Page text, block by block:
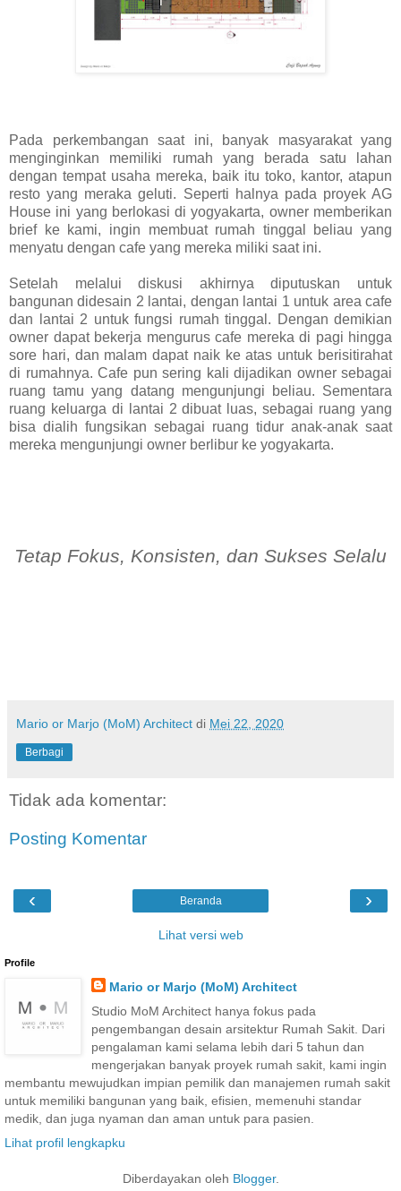
Pada perkembangan saat ini, banyak masyarakat yang
menginginkan memiliki rumah yang berada satu lahan
dengan tempat usaha mereka, baik itu toko, kantor, atapun
resto yang meraka geluti. Seperti halnya pada proyek AG
House ini yang berlokasi di yogyakarta, owner memberikan
brief ke kami, ingin membuat rumah tinggal beliau yang
menyatu dengan cafe yang mereka miliki saat ini.
Setelah melalui diskusi akhirnya diputuskan untuk
bangunan didesain 2 lantai, dengan lantai 1 untuk area cafe
dan lantai 2 untuk fungsi rumah tinggal. Dengan demikian
owner dapat bekerja mengurus cafe mereka di pagi hingga
sore hari, dan malam dapat naik ke atas untuk berisitirahat
di rumahnya. Cafe pun sering kali dijadikan owner sebagai
ruang tamu yang datang mengunjungi beliau. Sementara
ruang keluarga di lantai 2 dibuat luas, sebagai ruang yang
bisa dialih fungsikan sebagai ruang tidur anak-anak saat
mereka mengunjungi owner berlibur ke yogyakarta.
Tetap Fokus, Konsisten, dan Sukses Selalu
Mario or Marjo (MoM) Architect di Mei 22, 2020
Berbagi
Tidak ada komentar:
Posting Komentar
‹ ›
Beranda
Lihat versi web
Profile
Mario or Marjo (MoM) Architect
Studio MoM Architect hanya fokus pada
pengembangan desain arsitektur Rumah Sakit. Dari
pengalaman kami selama lebih dari 5 tahun dan
mengerjakan banyak proyek rumah sakit, kami ingin
membantu mewujudkan impian pemilik dan manajemen rumah sakit
untuk memiliki bangunan yang baik, efisien, memenuhi standar
medik, dan juga nyaman dan aman untuk para pasien.
Lihat profil lengkapku
Diberdayakan oleh Blogger.